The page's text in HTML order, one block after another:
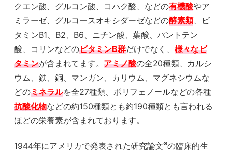
クエン酸、グルコン酸、コハク酸、などの有機酸やア
ミラーゼ、グルコースオキシダーゼなどの酵素類、ビ
タミンB1、B2、B6、ニチン酸、葉酸、パントテン
酸、コリンなどのビタミンB群だけでなく、 様々なビ
タミンが含まれてます。 アミノ酸の全20種類、カルシ
ウム、鉄、銅、マンガン、カリウム、マグネシウムな
どのミネラルを全27種類、ポリフェノールなどの各種
抗酸化物などの約150種類とも約190種類とも言われる
ほどの栄養素が含まれております。
1944年にアメリカで発表された研究論文※の臨床的生